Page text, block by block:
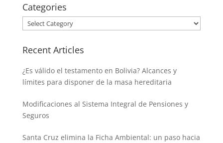
Categories
Categories
Recent Articles
¿Es válido el testamento en Bolivia? Alcances y
límites para disponer de la masa hereditaria
Modificaciones al Sistema Integral de Pensiones y
Seguros
Santa Cruz elimina la Ficha Ambiental: un paso hacia